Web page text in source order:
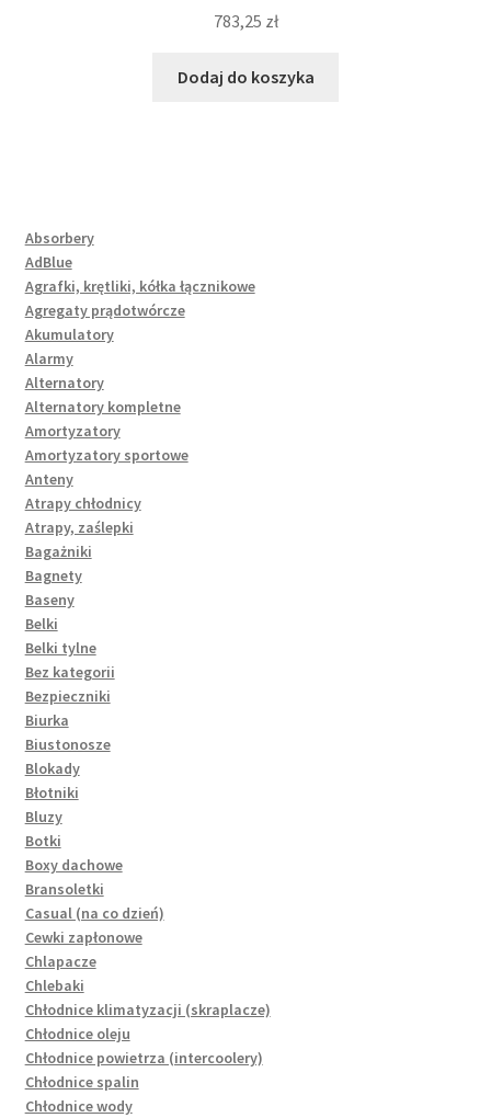
783,25 zł
Dodaj do koszyka
Absorbery
AdBlue
Agrafki, krętliki, kółka łącznikowe
Agregaty prądotwórcze
Akumulatory
Alarmy
Alternatory
Alternatory kompletne
Amortyzatory
Amortyzatory sportowe
Anteny
Atrapy chłodnicy
Atrapy, zaślepki
Bagażniki
Bagnety
Baseny
Belki
Belki tylne
Bez kategorii
Bezpieczniki
Biurka
Biustonosze
Blokady
Błotniki
Bluzy
Botki
Boxy dachowe
Bransoletki
Casual (na co dzień)
Cewki zapłonowe
Chlapacze
Chlebaki
Chłodnice klimatyzacji (skraplacze)
Chłodnice oleju
Chłodnice powietrza (intercoolery)
Chłodnice spalin
Chłodnice wody